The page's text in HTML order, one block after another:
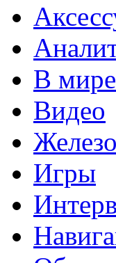
В
Видео
Железо
Игры